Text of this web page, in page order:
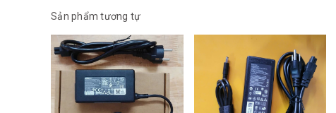
Sản phẩm tương tự